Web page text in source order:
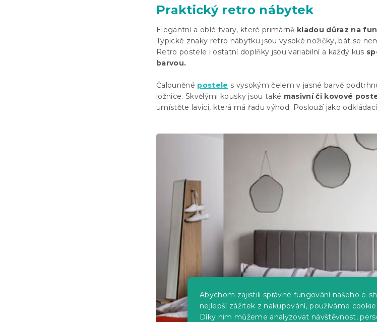
Abychom zajistili správné fungování našeho e-
nejlepší zážitek z nakupování, používáme
Díky nim můžeme analyzovat návštěvnost,
Praktický retro nábytek
Elegantní a oblé tvary, které primárně kladou důraz na
Typické znaky retro nábytku jsou vysoké nožičky, bát se
Retro postele i ostatní doplňky jsou variabilní a každý kus
barvou.
Čalouněné postele s vysokým čelem v jasné barvě
ložnice. Skvělými kousky jsou také masivní či kovové
umístěte lavici, která má řadu výhod. Poslouží jako